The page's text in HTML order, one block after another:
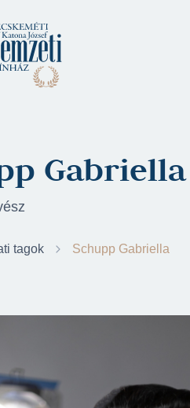
Gabriella
tagok Schupp Gabriella